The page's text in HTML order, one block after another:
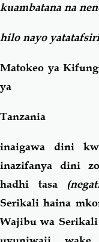
kuambatana na
hilonayo
Matokeo ya
ya
Tanzania
inaigawa dini
inazifanya dini
hadhi tasa
Serikali haina
Wajibu wa